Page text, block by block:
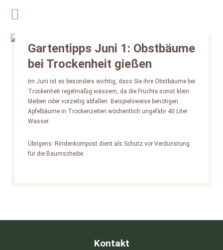
Gartentipps Juni 1: Obstbäume
bei Trockenheit gießen
Im Juni ist es besonders wichtig, dass Sie ihre Obstbäume bei
Trockenheit regelmäßig wässern, da die Früchte sonst klein
bleiben oder vorzeitig abfallen. Beispielsweise benötigen
Apfelbäume in Trockenzeiten wöchentlich ungefähr 40 Liter
Wasser.
Übrigens: Rindenkompost dient als Schutz vor Verdunstung
für die Baumscheibe.
Kontakt